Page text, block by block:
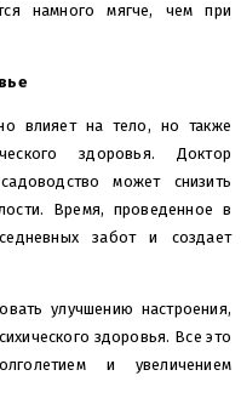
намного мягче, чем при
влияет на тело, но также
здоровья. Доктор
может снизить
Время, проведенное в
забот и создает
улучшению настроения,
здоровья. Все это
и увеличением